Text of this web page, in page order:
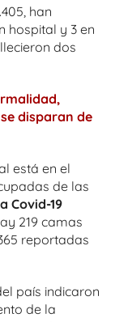
han
hospital y 3 en
dos
disparan de
está en el
de las
Covid-19
219 camas
reportadas
país indicaron
de la